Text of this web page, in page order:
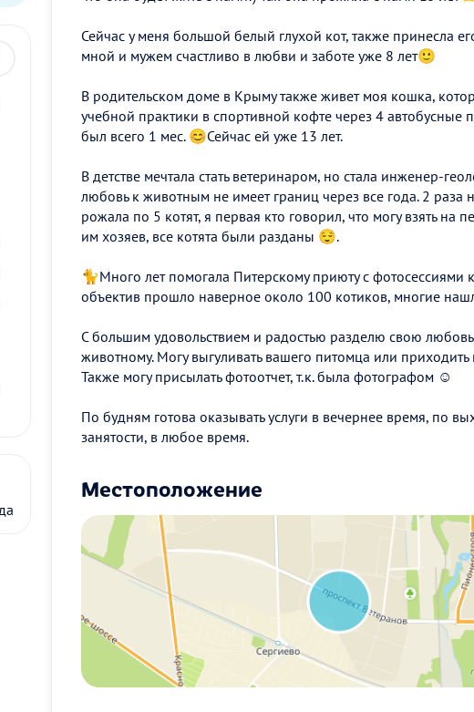
Сейчас у меня большой белый глухой кот, также принесла
мной и мужем счастливо в любви и заботе уже 8 лет🙂
В родительском доме в Крыму также живет моя кошка,
учебной практики в спортивной кофте через 4 автобусные
был всего 1 мес. 😊Сейчас ей уже 13 лет.
В детстве мечтала стать ветеринаром, но стала инженер-
любовь к животным не имеет границ через все года. 2 раза
рожала по 5 котят, я первая кто говорил, что могу взять на
им хозяев, все котята были разданы 😌.
🐈Много лет помогала Питерскому приюту с фотосессиями
объектив прошло наверное около 100 котиков, многие
С большим удовольствием и радостью разделю свою
животному. Могу выгуливать вашего питомца или
Также могу присылать фотоотчет, т.к. была фотографом ☺️
По будням готова оказывать услуги в вечернее время, по
занятости, в любое время.
Местоположение